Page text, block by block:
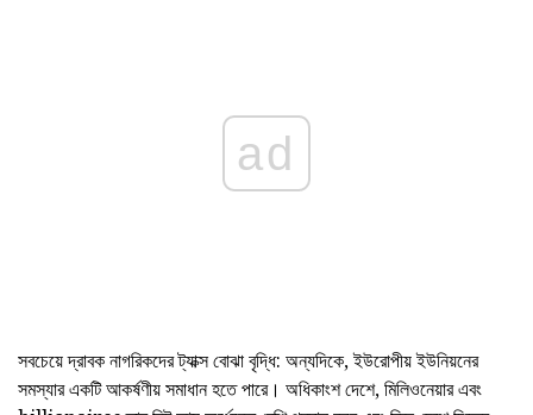
ad
সবচেয়ে দ্রাবক নাগরিকদের ট্যাক্স বোঝা বৃদ্ধি: অন্যদিকে, ইউরোপীয় ইউনিয়নের
সমস্যার একটি আকর্ষণীয় সমাধান হতে পারে। অধিকাংশ দেশে, মিলিওনেয়ার এবং